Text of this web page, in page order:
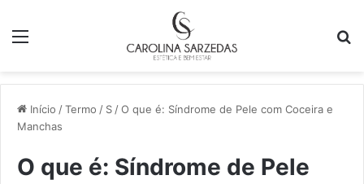
Início /Termo / S /O que é: Síndrome de Pele com Coceira e
Manchas
O que é: Síndrome de Pele